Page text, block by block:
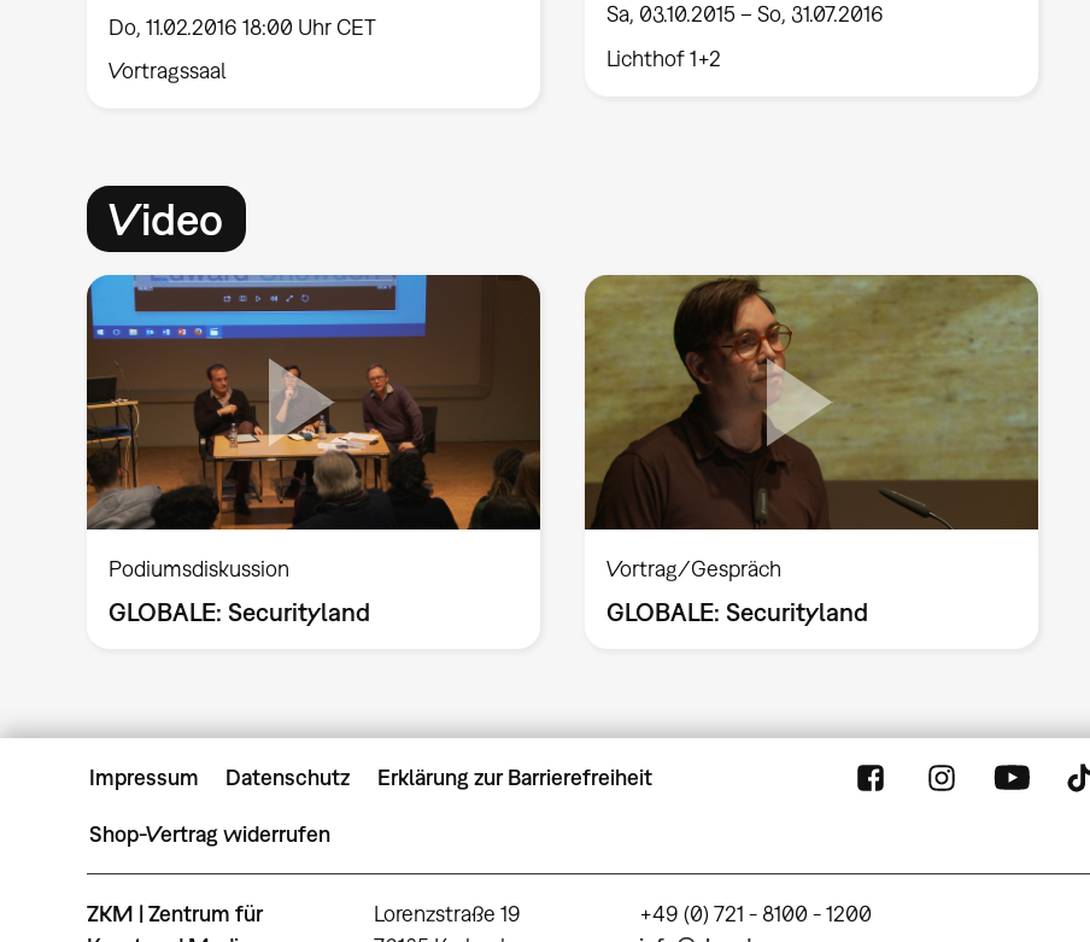
Do, 11.02.2016 18:00 Uhr CET
Vortragssaal
Sa, 03.10.2015 – So, 31.07.2016
Lichthof 1+2
Video
Podiumsdiskussion
GLOBALE: Securityland
Vortrag/Gespräch
GLOBALE: Securityland
Impressum Datenschutz Erklärung zur Barrierefreiheit
Shop-Vertrag widerrufen
ZKM | Zentrum für
Lorenzstraße 19
+49 (0) 721 - 8100 - 1200